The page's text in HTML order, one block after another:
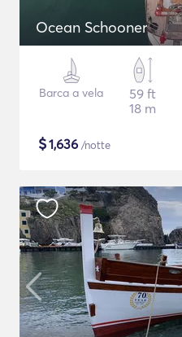
Ocean Schooner
Barca a vela
59 ft
18 m
$1,636 /notte